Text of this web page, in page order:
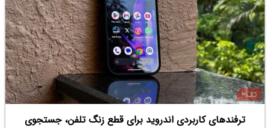
ترفندهای کاربردی اندروید برای قطع زنگ تلفن، جستجوی